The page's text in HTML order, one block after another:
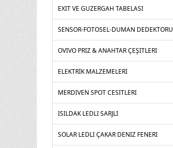
EXIT VE GUZERGAH TABELASI
SENSOR-FOTOSEL-DUMAN DEDEKTORU
OVIVO PRIZ & ANAHTAR ÇEŞITLERI
ELEKTRİK MALZEMELERİ
MERDIVEN SPOT CESITLERI
ISILDAK LEDLI SARJLI
SOLAR LEDLI ÇAKAR DENIZ FENERI